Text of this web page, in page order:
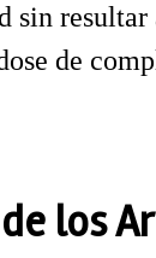
sin
de
los